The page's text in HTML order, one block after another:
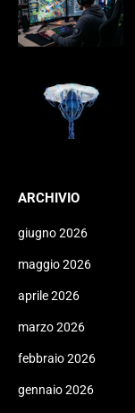
ARCHIVIO
giugno 2026
maggio 2026
aprile 2026
marzo 2026
febbraio 2026
gennaio 2026